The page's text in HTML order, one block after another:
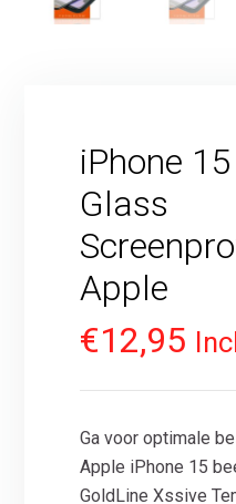
iPhone
Glass
Apple
€12,95
Ga voor optimale
Apple iPhone 15
GoldLine Xssive